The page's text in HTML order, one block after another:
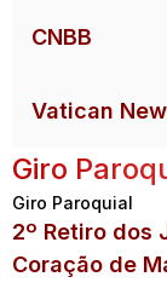
CNBB
Vatican
Giro
Giro Paroquial
2º Retiro dos
Coração de